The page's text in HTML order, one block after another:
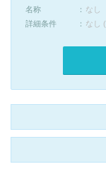
名称
なし
詳細条件
なし